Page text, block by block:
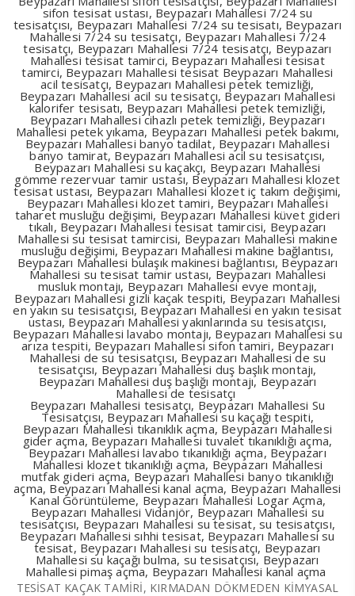
sifon tesisat ustası, Beypazarı Mahallesi 7/24 su
tesisatçısı, Beypazarı Mahallesi 7/24 su tesisatı, Beypazarı
Mahallesi 7/24 su tesisatçı, Beypazarı Mahallesi 7/24
tesisatçı, Beypazarı Mahallesi 7/24 tesisatçı, Beypazarı
Mahallesi tesisat tamirci, Beypazarı Mahallesi tesisat
tamirci, Beypazarı Mahallesi tesisat Beypazarı Mahallesi
acil tesisatçı, Beypazarı Mahallesi petek temizliği,
Beypazarı Mahallesi acil su tesisatçı, Beypazarı Mahallesi
kalorifer tesisatı, Beypazarı Mahallesi petek temizliği,
Beypazarı Mahallesi cihazlı petek temizliği, Beypazarı
Mahallesi petek yıkama, Beypazarı Mahallesi petek bakımı,
Beypazarı Mahallesi banyo tadilat, Beypazarı Mahallesi
banyo tamirat, Beypazarı Mahallesi acil su tesisatçısı,
Beypazarı Mahallesi su kaçakçı, Beypazarı Mahallesi
gömme rezervuar tamir ustası, Beypazarı Mahallesi klozet
tesisat ustası, Beypazarı Mahallesi klozet iç takım değişimi,
Beypazarı Mahallesi klozet tamiri, Beypazarı Mahallesi
taharet musluğu değişimi, Beypazarı Mahallesi küvet gideri
tıkalı, Beypazarı Mahallesi tesisat tamircisi, Beypazarı
Mahallesi su tesisat tamircisi, Beypazarı Mahallesi makine
musluğu değişimi, Beypazarı Mahallesi makine bağlantısı,
Beypazarı Mahallesi bulaşık makinesi bağlantısı, Beypazarı
Mahallesi su tesisat tamir ustası, Beypazarı Mahallesi
musluk montajı, Beypazarı Mahallesi evye montajı,
Beypazarı Mahallesi gizli kaçak tespiti, Beypazarı Mahallesi
en yakın su tesisatçısı, Beypazarı Mahallesi en yakın tesisat
ustası, Beypazarı Mahallesi yakınlarında su tesisatçısı,
Beypazarı Mahallesi lavabo montajı, Beypazarı Mahallesi su
arıza tespiti, Beypazarı Mahallesi sifon tamiri, Beypazarı
Mahallesi de su tesisatçısı, Beypazarı Mahallesi de su
tesisatçısı, Beypazarı Mahallesi duş başlık montajı,
Beypazarı Mahallesi duş başlığı montajı, Beypazarı
Mahallesi de tesisatçı
Beypazarı Mahallesi tesisatçı, Beypazarı Mahallesi Su
Tesisatçısı, Beypazarı Mahallesi su kaçağı tespiti,
Beypazarı Mahallesi tıkanıklık açma, Beypazarı Mahallesi
gider açma, Beypazarı Mahallesi tuvalet tıkanıklığı açma,
Beypazarı Mahallesi lavabo tıkanıklığı açma, Beypazarı
Mahallesi klozet tıkanıklığı açma, Beypazarı Mahallesi
mutfak gideri açma, Beypazarı Mahallesi banyo tıkanıklığı
açma, Beypazarı Mahallesi kanal açma, Beypazarı Mahallesi
Kanal Görüntüleme, Beypazarı Mahallesi Logar Açma,
Beypazarı Mahallesi Vidanjör, Beypazarı Mahallesi su
tesisatçısı, Beypazarı Mahallesi su tesisat, su tesisatçısı,
Beypazarı Mahallesi sıhhi tesisat, Beypazarı Mahallesi su
tesisat, Beypazarı Mahallesi su tesisatçı, Beypazarı
Mahallesi su kaçağı bulma, su tesisatçısı, Beypazarı
Mahallesi pimaş açma, Beypazarı Mahallesi kanal açma
TESİSAT KAÇAK TAMİRİ, KIRMADAN DÖKMEDEN KİMYASAL